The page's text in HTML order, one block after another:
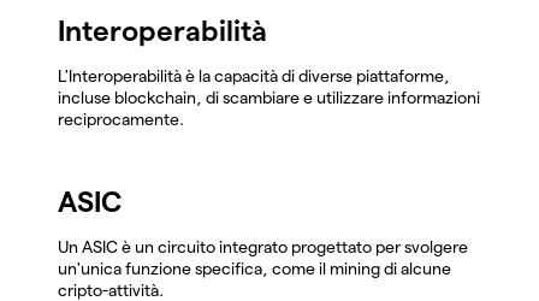
Interoperabilità
L'Interoperabilità è la capacità di diverse piattaforme,
incluse blockchain, di scambiare e utilizzare informazioni
reciprocamente.
ASIC
Un ASIC è un circuito integrato progettato per svolgere
un'unica funzione specifica, come il mining di alcune
cripto-attività.